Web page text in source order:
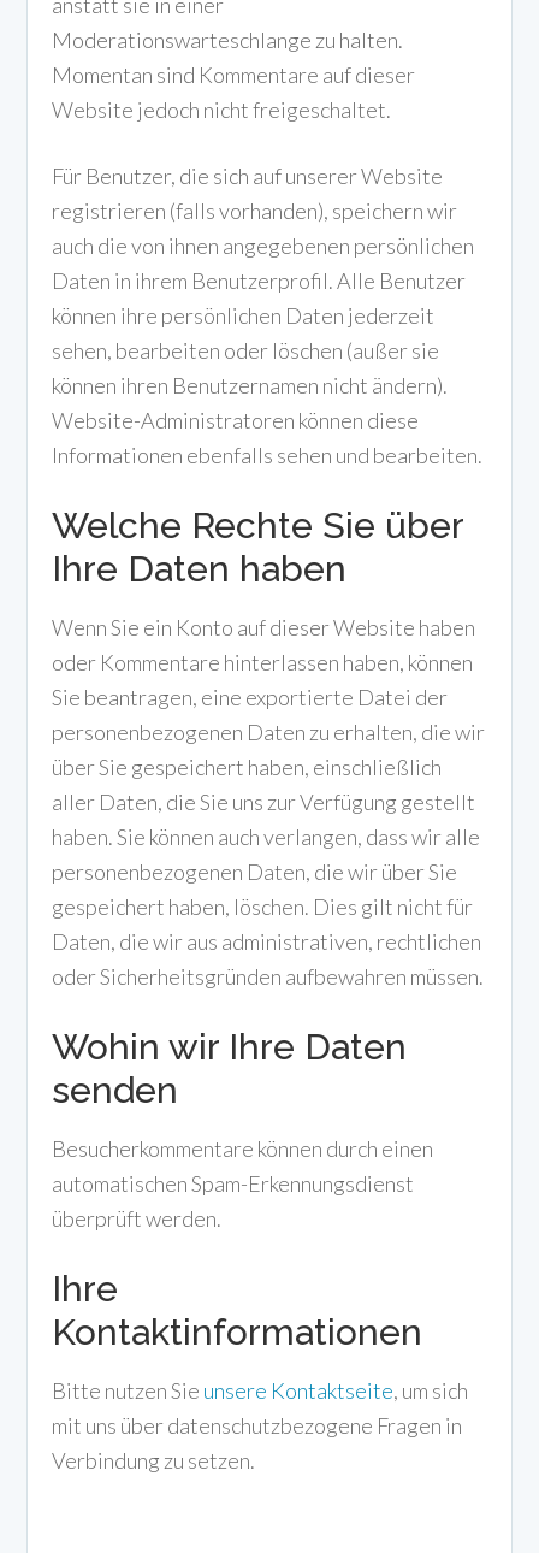
Moderationswarteschlange zu halten.
Momentan sind Kommentare auf dieser
Website jedoch nicht freigeschaltet.
Für Benutzer, die sich auf unserer Website
registrieren (falls vorhanden), speichern wir
auch die von ihnen angegebenen persönlichen
Daten in ihrem Benutzerprofil. Alle Benutzer
können ihre persönlichen Daten jederzeit
sehen, bearbeiten oder löschen (außer sie
können ihren Benutzernamen nicht ändern).
Website-Administratoren können diese
Informationen ebenfalls sehen und bearbeiten.
Welche Rechte Sie über
Ihre Daten haben
Wenn Sie ein Konto auf dieser Website haben
oder Kommentare hinterlassen haben, können
Sie beantragen, eine exportierte Datei der
personenbezogenen Daten zu erhalten, die wir
über Sie gespeichert haben, einschließlich
aller Daten, die Sie uns zur Verfügung gestellt
haben. Sie können auch verlangen, dass wir alle
personenbezogenen Daten, die wir über Sie
gespeichert haben, löschen. Dies gilt nicht für
Daten, die wir aus administrativen, rechtlichen
oder Sicherheitsgründen aufbewahren müssen.
Wohin wir Ihre Daten
senden
Besucherkommentare können durch einen
automatischen Spam-Erkennungsdienst
überprüft werden.
Ihre
Kontaktinformationen
Bitte nutzen Sie unsere Kontaktseite, um sich
mit uns über datenschutzbezogene Fragen in
Verbindung zu setzen.